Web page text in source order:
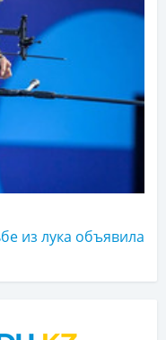
из лука объявила